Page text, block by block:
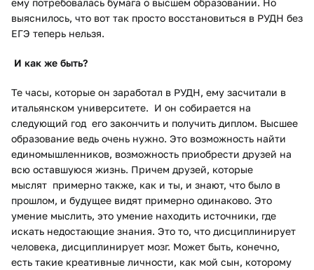
выяснилось, что вот так просто восстановиться в РУДН без
ЕГЭ теперь нельзя.
И как же быть?
Те часы, которые он заработал в РУДН, ему засчитали в
итальянском университете. И он собирается на
следующий год его закончить и получить диплом. Высшее
образование ведь очень нужно. Это возможность найти
единомышленников, возможность приобрести друзей на
всю оставшуюся жизнь. Причем друзей, которые
мыслят примерно также, как и ты, и знают, что было в
прошлом, и будущее видят примерно одинаково. Это
умение мыслить, это умение находить источники, где
искать недостающие знания. Это то, что дисциплинирует
человека, дисциплинирует мозг. Может быть, конечно,
есть такие креативные личности, как мой сын, которому